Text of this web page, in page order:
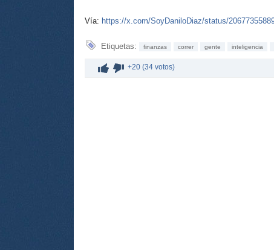
Vía: https://x.com/SoyDaniloDiaz/status/
Etiquetas: finanzas correr gente inteligencia
+20 (34 votos)